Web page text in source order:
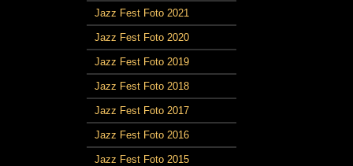
Jazz Fest Foto 2021
Jazz Fest Foto 2020
Jazz Fest Foto 2019
Jazz Fest Foto 2018
Jazz Fest Foto 2017
Jazz Fest Foto 2016
Jazz Fest Foto 2015